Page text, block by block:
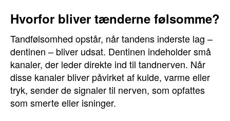
Hvorfor bliver tænderne følsomme?
Tandfølsomhed opstår, når tandens inderste lag –
dentinen – bliver udsat. Dentinen indeholder små
kanaler, der leder direkte ind til tandnerven. Når
disse kanaler bliver påvirket af kulde, varme eller
tryk, sender de signaler til nerven, som opfattes
som smerte eller isninger.